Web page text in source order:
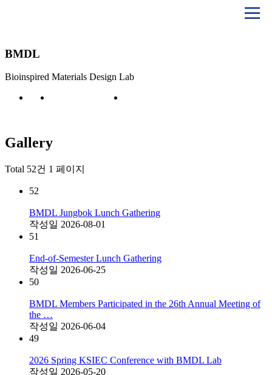
BMDL
Bioinspired Materials Design Lab
Gallery
Total 52건 1 페이지
52
BMDL Jungbok Lunch Gathering
작성일 2026-08-01
51
End-of-Semester Lunch Gathering
작성일 2026-06-25
50
BMDL Members Participated in the 26th Annual Meeting of
the …
작성일 2026-06-04
49
2026 Spring KSIEC Conference with BMDL Lab
작성일 2026-05-20